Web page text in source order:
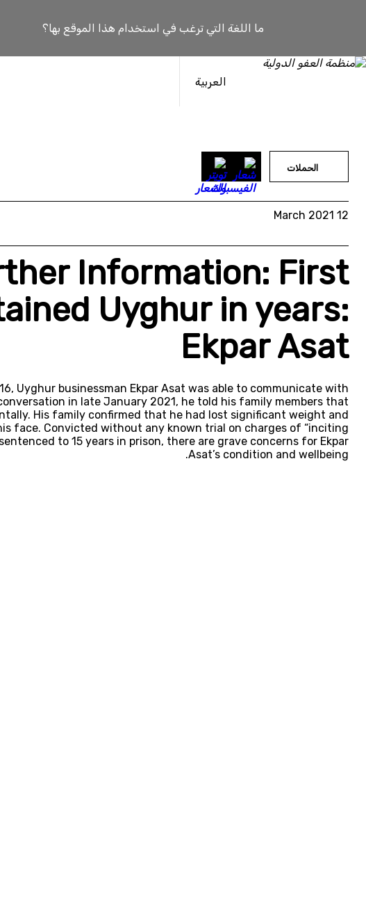
ما اللغة التي ترغب في استخدام هذا الموقع بها؟
العربية
الحملات
12 March 2021
Information: First
Uyghur in years:
Ekpar Asat
Uyghur businessman Ekpar Asat was able to communicate with
in late January 2021, he told his family members that
His family confirmed that he had lost significant weight and
face. Convicted without any known trial on charges of “inciting
to 15 years in prison, there are grave concerns for Ekpar
Asat’s condition and wellbeing.